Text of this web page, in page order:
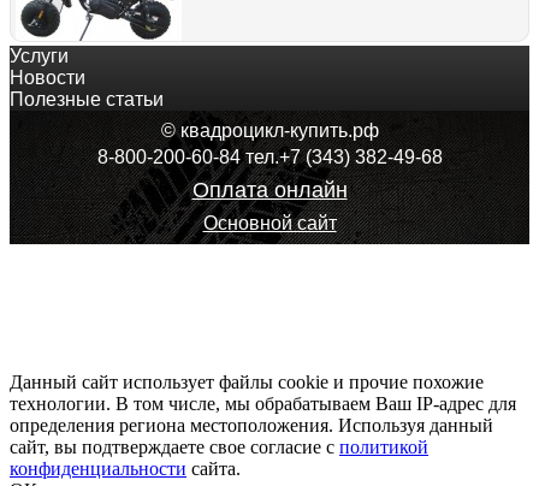
Мотовездеход двухколесный КУНИЦА 200 CVT, модель
69 990 руб.
Оформить покупку
Мопед Yamasaki Lizard Ямасаки Лизард
628 614 руб.
Услуги
Новости
Полезные статьи
© квадроцикл-купить.рф
8-800-200-60-84 тел.+7 (343) 382-49-68
Оплата онлайн
Основной сайт
Данный сайт использует файлы cookie и прочие похожие
технологии. В том числе, мы обрабатываем Ваш IP-адрес для
определения региона местоположения. Используя данный
сайт, вы подтверждаете свое согласие с политикой
конфиденциальности сайта.